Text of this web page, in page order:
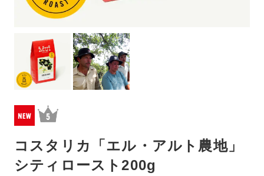
コスタリカ「エル・アルト農地」
シティロースト200g